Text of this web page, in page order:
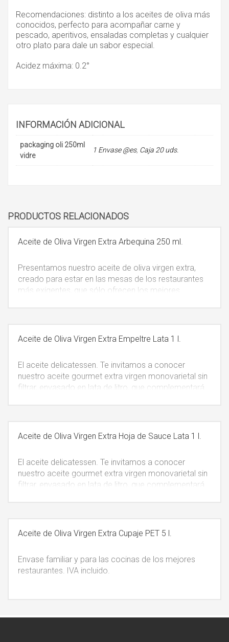
Recomendaciones: distinto a los aceites de oliva más
conocidos, perfecto para acompañar carne y
pescado, aperitivos, ensaladas completas y cualquier
otro plato para dale un sabor especial.
Acidez máxima: 0.2°
INFORMACIÓN ADICIONAL
packaging oli 250ml
vidre
1 Envase @es, Caja 20 uds.
PRODUCTOS RELACIONADOS
Aceite de Oliva Virgen Extra Arbequina 250 ml.
Presentamos nuestro aceite de oliva virgen extra,
creado para estar en las mesas de los restaurantes
más exigentes, que sólo ofrecen los mejores
Aceite de Oliva Virgen Extra Empeltre Lata 1 l.
El aceite delicatessen. Te invitamos a conocer
nuestro aceite gourmet extra virgen monovarietal sin
filtrar, envasado en lata de litro, que complementará
Aceite de Oliva Virgen Extra Hoja de Sauce Lata 1 l.
El aceite delicatessen. Te invitamos a conocer
nuestro aceite gourmet extra virgen monovarietal sin
filtrar, envasado en lata de litro, que complementará
Aceite de Oliva Virgen Extra Cupaje PET 5 l.
Envase familiar y para las cocinas de los mejores
restaurantes. IVA incluido.